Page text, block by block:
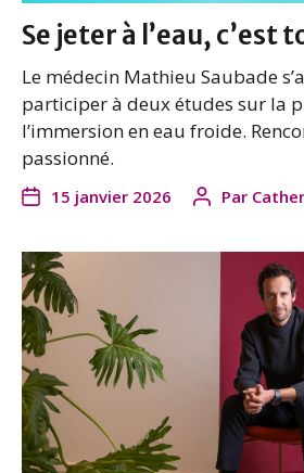
Se jeter à l’eau, c’est
Le médecin Mathieu Saubade
participer à deux études sur la
l’immersion en eau froide.
passionné.
15 janvier 2026 Par